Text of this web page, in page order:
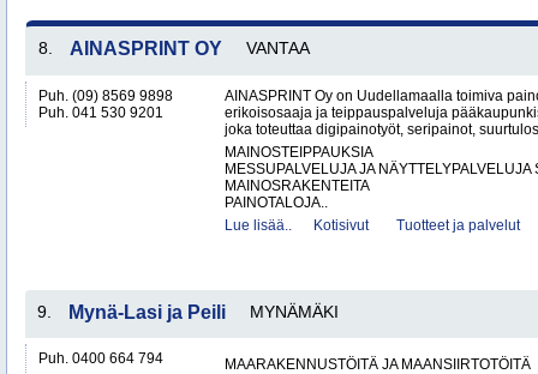
8. AINASPRINT OY VANTAA
Puh. (09) 8569 9898
Puh. 041 530 9201
AINASPRINT Oy on Uudellamaalla toimiva
erikoisosaaja ja teippauspalveluja
joka toteuttaa digipainotyöt, seripainot,
MAINOSTEIPPAUKSIA
MESSUPALVELUJA JA NÄYTTELYPALVELUJA
MAINOSRAKENTEITA
PAINOTALOJA..
Lue lisää..
Kotisivut Tuotteet ja palvelut
9. Mynä-Lasi ja Peili MYNÄMÄKI
Puh. 0400 664 794
MAARAKENNUSTÖITÄ JA MAANSIIRTOTÖITÄ